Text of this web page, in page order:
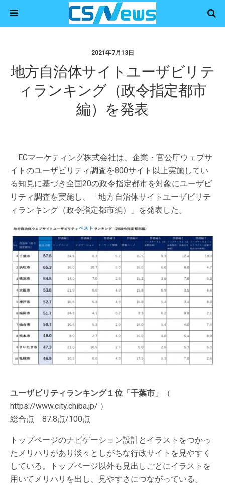
2021年7月13日
地方自治体サイトユーザビリテ
ィランキング（政令指定都市
編）を発表
ECマーケティング株式会社は、企業・官公庁ウェブサ
イトのユーザビリティ調査を800サイト以上実施してい
る知見に基づき全国20の政令指定都市を対象にユーザビ
リティ調査を実施し、「地方自治体サイトユーザビリテ
ィランキング（政令指定都市編）」を発表した。
ユーザビリティランキング１位「千葉市」
（
https://www.city.chiba.jp/ ）
総合点 87.8点/100点
トップページのナビゲーション設計とイラストをつかっ
たメリハリがあり淡々としがちな行政サイトを見やすく
している。トップページ以外も見出しごとにイラストを
用いてメリハリを出し、見やすさにつながっている。